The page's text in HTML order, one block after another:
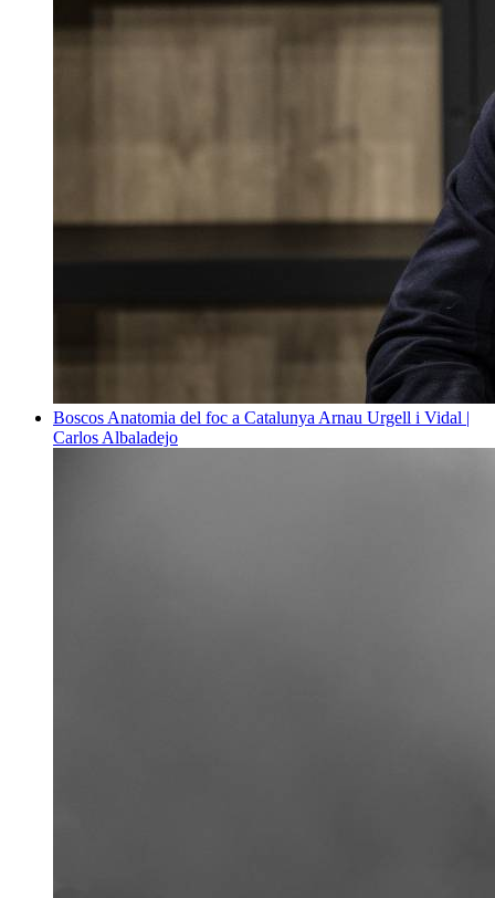
Boscos Anatomia del foc a Catalunya Arnau Urgell i Vidal |
Carlos Albaladejo